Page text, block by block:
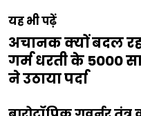
यह भी पढ़ें
अचानक क्यों बदल
गर्म धरती के 5000
ने उठाया पर्दा